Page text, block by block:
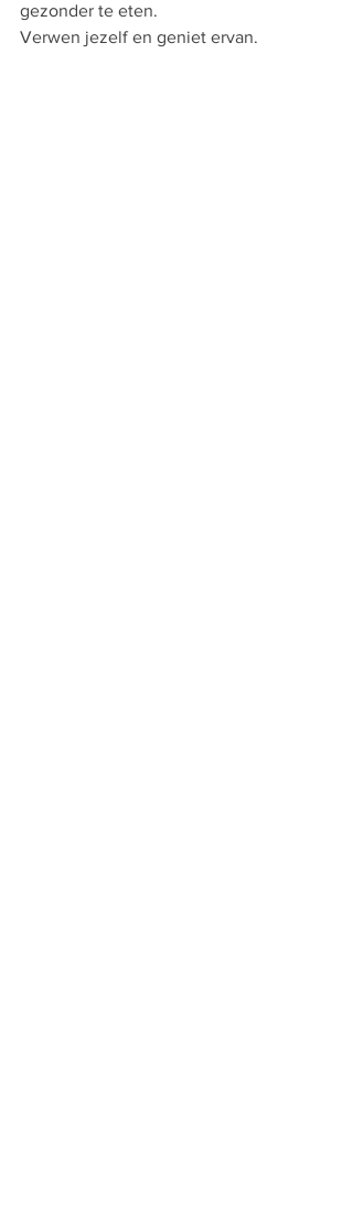
gezonder te eten.
Verwen jezelf en geniet ervan.